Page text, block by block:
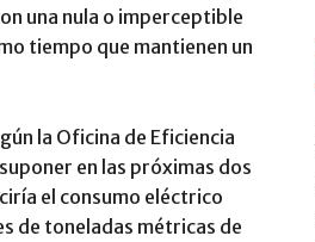
una nula o imperceptible
tiempo que mantienen un
la Oficina de Eficiencia
en las próximas dos
el consumo eléctrico
de toneladas métricas de